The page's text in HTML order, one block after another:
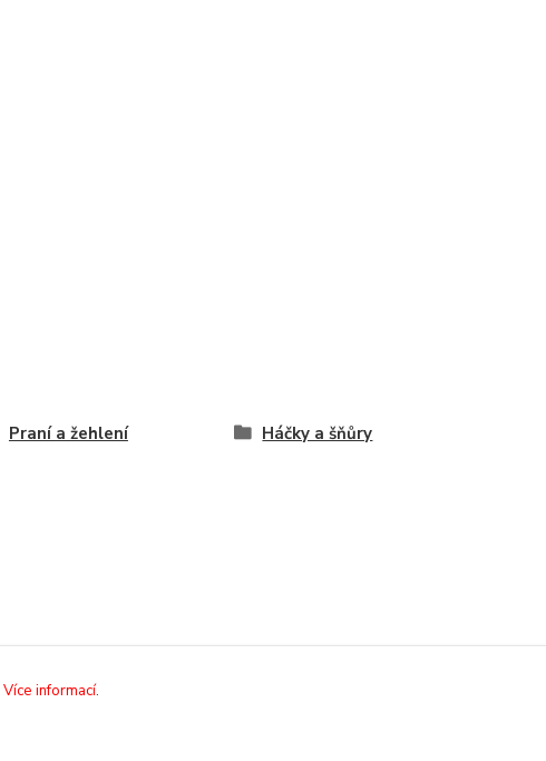
Praní a žehlení
Háčky a šňůry
Více informací.